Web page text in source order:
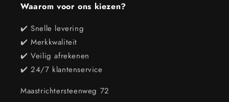
Waarom voor ons kiezen?
✔️ Snelle levering
✔️ Merkkwaliteit
✔️ Veilig afrekenen
✔️ 24/7 klantenservice
Maastrichtersteenweg 72